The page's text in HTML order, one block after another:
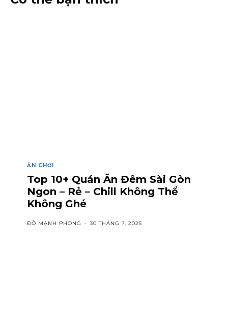
ĂN CHƠI
Top 10+ Quán Ăn Đêm Sài Gòn
Ngon – Rẻ – Chill Không Thể
Không Ghé
ĐỖ MẠNH PHONG - 30 THÁNG 7, 2025